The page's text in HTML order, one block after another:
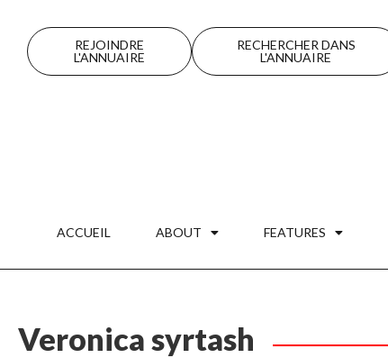
REJOINDRE
L'ANNUAIRE
RECHERCHER DANS
L'ANNUAIRE
ACCUEIL ABOUT FEATURES
Veronica syrtash